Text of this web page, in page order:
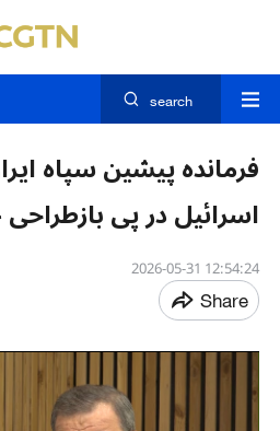
search
فرمانده پیشین سپاه
اسرائیل در پی
12:54:24 2026-05-31
Share